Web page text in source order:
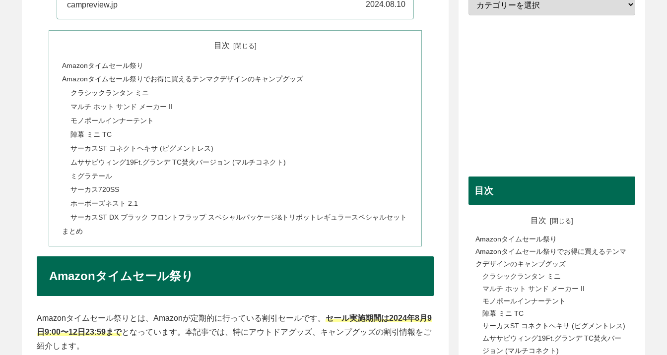
campreview.jp 2024.08.10
目次
Amazonタイムセール祭り
Amazonタイムセール祭りでお得に買えるテンマクデザインのキャンプグッズ
クラシックランタン ミニ
マルチ ホット サンド メーカー II
モノポールインナーテント
陣幕 ミニ TC
サーカスST コネクトヘキサ (ピグメントレス)
ムササビウィング19Ft.グランデ TC焚火バージョン (マルチコネクト)
ミグラテール
サーカス720SS
ホーボーズネスト 2.1
サーカスST DX ブラック フロントフラップ スペシャルパッケージ&トリポットレギュラースペシャルセット
まとめ
Amazonタイムセール祭り
Amazonタイムセール祭りとは、Amazonが定期的に行っている割引セールです。 セール実施期間は2024年8月9
日9:00〜12日23:59までとなっています。本記事では、特にアウトドアグッズ、キャンプグッズの割引情報をご
紹介します。
目次
目次
Amazonタイムセール祭り
Amazonタイムセール祭りでお得に買えるテンマ
クデザインのキャンプグッズ
クラシックランタン ミニ
マルチ ホット サンド メーカー II
モノポールインナーテント
陣幕 ミニ TC
サーカスST コネクトヘキサ (ピグメントレス)
ムササビウィング19Ft.グランデ TC焚火バー
ジョン (マルチコネクト)